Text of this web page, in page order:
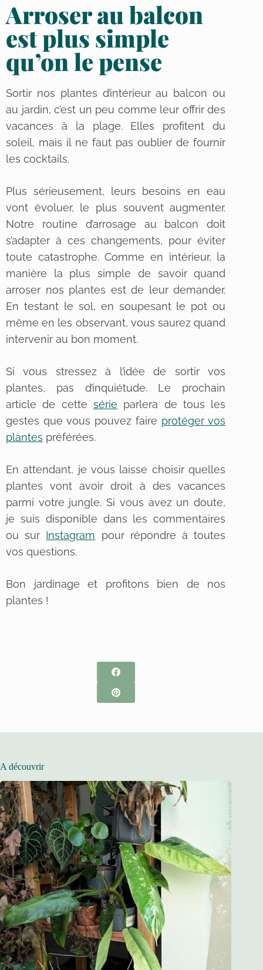
Arroser au balcon
est plus simple
qu’on le pense
Sortir nos plantes d’intérieur au balcon ou
au jardin, c’est un peu comme leur offrir des
vacances à la plage. Elles profitent du
soleil, mais il ne faut pas oublier de fournir
les cocktails.
Plus sérieusement, leurs besoins en eau
vont évoluer, le plus souvent augmenter.
Notre routine d’arrosage au balcon doit
s’adapter à ces changements, pour éviter
toute catastrophe. Comme en intérieur, la
manière la plus simple de savoir quand
arroser nos plantes est de leur demander.
En testant le sol, en soupesant le pot ou
même en les observant, vous saurez quand
intervenir au bon moment.
Si vous stressez à l’idée de sortir vos
plantes, pas d’inquiétude. Le prochain
article de cette série parlera de tous les
gestes que vous pouvez faire protéger vos
plantes préférées.
En attendant, je vous laisse choisir quelles
plantes vont avoir droit à des vacances
parmi votre jungle. Si vous avez un doute,
je suis disponible dans les commentaires
ou sur Instagram pour répondre à toutes
vos questions.
Bon jardinage et profitons bien de nos
plantes !
A découvrir